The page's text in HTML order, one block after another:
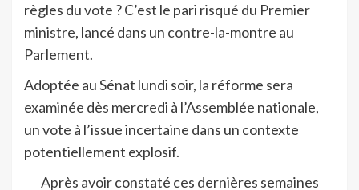
règles du vote ? C’est le pari risqué du Premier
ministre, lancé dans un contre-la-montre au
Parlement.
Adoptée au Sénat lundi soir, la réforme sera
examinée dès mercredi à l’Assemblée nationale,
un vote à l’issue incertaine dans un contexte
potentiellement explosif.
Après avoir constaté ces dernières semaines